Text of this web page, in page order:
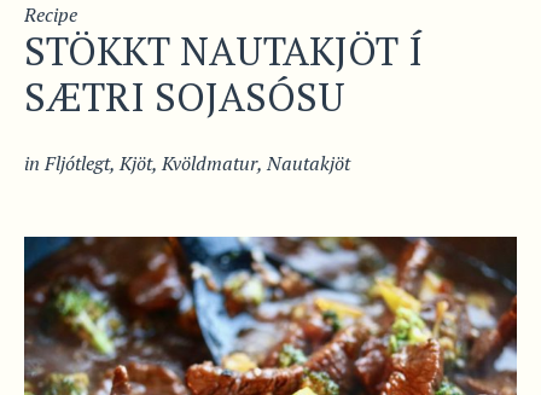
Recipe
STÖKKT NAUTAKJÖT Í
SÆTRI SOJASÓSU
inFljótlegt,Kjöt,Kvöldmatur,Nautakjöt